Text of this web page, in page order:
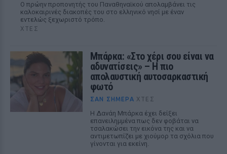
Ο πρώην προπονητής του Παναθηναϊκού απολαμβάνει τις
καλοκαιρινές διακοπές του στο ελληνικό νησί με έναν
εντελώς ξεχωριστό τρόπο.
ΧΤΕΣ
Μπάρκα: «Στο χέρι σου είναι να
αδυνατίσεις» – Η πιο
απολαυστική αυτοσαρκαστική
φωτό
ΣΑΝ ΣΉΜΕΡΑ ΧΤΕΣ
Η Δανάη Μπάρκα έχει δείξει
επανειλημμένα πως δεν φοβάται να
τσαλακώσει την εικόνα της και να
αντιμετωπίζει με χιούμορ τα σχόλια που
γίνονται για εκείνη.